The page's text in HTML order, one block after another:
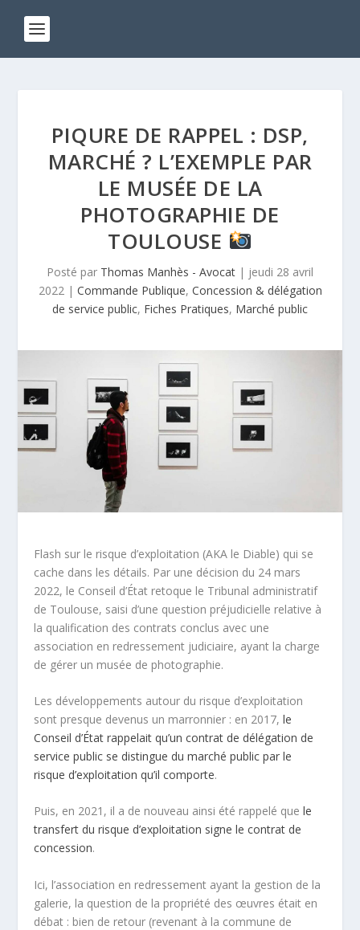
PIQURE DE RAPPEL : DSP,
MARCHÉ ? L’EXEMPLE PAR
LE MUSÉE DE LA
PHOTOGRAPHIE DE
TOULOUSE
Posté par Thomas Manhès - Avocat | jeudi 28 avril
2022| Commande Publique, Concession & délégation
de service public, Fiches Pratiques, Marché public
Flash sur le risque d’exploitation (AKA le Diable) qui se
cache dans les détails. Par une décision du 24 mars
2022, le Conseil d’État retoque le Tribunal administratif
de Toulouse, saisi d’une question préjudicielle relative à
la qualification des contrats conclus avec une
association en redressement judiciaire, ayant la charge
de gérer un musée de photographie.
Les développements autour du risque d’exploitation
sont presque devenus un marronnier : en 2017,le
Conseil d’État rappelait qu’un contrat de délégation de
service public se distingue du marché public par le
risque d’exploitation qu’il comporte.
Puis, en 2021, il a de nouveau ainsi été rappelé quele
transfert du risque d’exploitation signe le contrat de
concession.
Ici, l’association en redressement ayant la gestion de la
galerie, la question de la propriété des œuvres était en
débat : bien de retour (revenant à la commune de